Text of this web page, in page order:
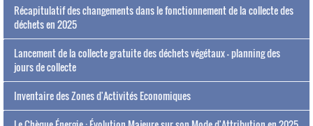
Récapitulatif des changements dans le fonctionnement de la collecte des
déchets en 2025
Lancement de la collecte gratuite des déchets végétaux - planning des
jours de collecte
Inventaire des Zones d'Activités Economiques